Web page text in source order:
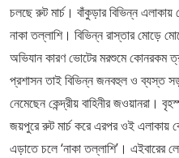
চলছে রুট মার্চ। বাঁকুড়ার বিভিন্ন এলাকায়
নাকা তল্লাশি। বিভিন্ন রাস্তার মোড়ে
অভিযান কারণ ভোটের মরশুমে কোনরকম
প্রশাসন তাই বিভিন্ন জনবহুল ও ব্যস্ত
নেমেছেন কেন্দ্রীয় বাহিনীর জওয়ানরা।
জয়পুরে রুট মার্চ করে এরপর ওই
এড়াতে চলে ‘নাকা তল্লাশি’। এইবারের